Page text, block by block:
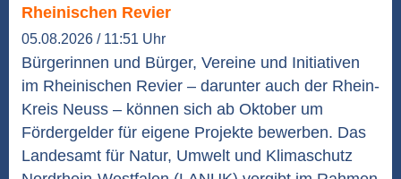
Rheinischen Revier
05.08.2026 / 11:51 Uhr
Bürgerinnen und Bürger, Vereine und Initiativen
im Rheinischen Revier – darunter auch der Rhein-
Kreis Neuss – können sich ab Oktober um
Fördergelder für eigene Projekte bewerben. Das
Landesamt für Natur, Umwelt und Klimaschutz